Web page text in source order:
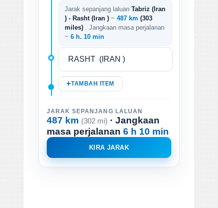
Jarak sepanjang laluan Tabriz (Iran
) - Rasht (Iran ) ~ 487 km (303
miles)
. Jangkaan masa perjalanan
~ 6 h. 10 min
TAMBAH ITEM
JARAK SEPANJANG LALUAN
487 km (302 mi) · Jangkaan
masa perjalanan 6 h 10 min
KIRA JARAK